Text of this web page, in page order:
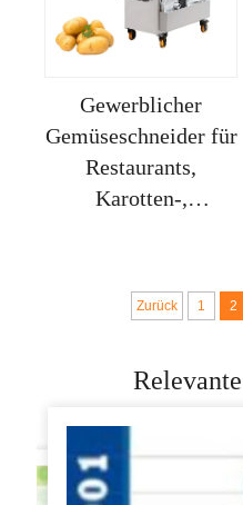
Gewerblicher
Gemüseschneider für
Restaurants,
Karotten-,
Multifunktionaler
Angebot
Zurück 1 2